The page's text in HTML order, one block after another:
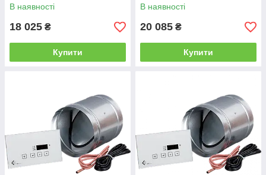
В наявності
18 025 ₴
Купити
В наявності
20 085 ₴
Купити